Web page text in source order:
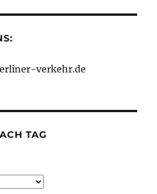
verkehr.de
TAG